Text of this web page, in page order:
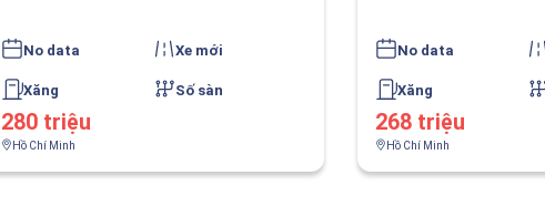
No data Xe mới
Xăng Số sàn
280 triệu
Hồ Chí Minh
No data
Xăng
268 triệu
Hồ Chí Minh